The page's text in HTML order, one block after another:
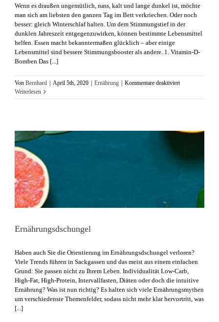
Wenn es draußen ungemütlich, nass, kalt und lange dunkel ist, möchte
man sich am liebsten den ganzen Tag im Bett verkriechen. Oder noch
besser: gleich Winterschlaf halten. Um dem Stimmungstief in der
dunklen Jahreszeit entgegenzuwirken, können bestimmte Lebensmittel
helfen. Essen macht bekanntermaßen glücklich – aber einige
Lebensmittel sind bessere Stimmungsbooster als andere. 1. Vitamin-D-
Bomben Das [...]
Von Bernhard April 5th, 2020 Ernährung Kommentare deaktiviertfür
Lebensmittel
Weiterlesen
Ernährungsdschungel
​Haben auch Sie die Orientierung im Ernährungsdschungel verloren?
Viele Trends führen in Sackgassen und das meist aus einem einfachen
Grund: Sie passen nicht zu Ihrem Leben. Individualität Low-Carb,
High-Fat, High-Protein, Intervallfasten, Diäten oder doch die intuitive
Ernährung? Was ist nun richtig? Es halten sich viele Ernährungsmythen
um verschiedenste Themenfelder, sodass nicht mehr klar hervortritt, was
[...]